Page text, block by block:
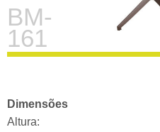
BM-
161
Dimensões
Altura: